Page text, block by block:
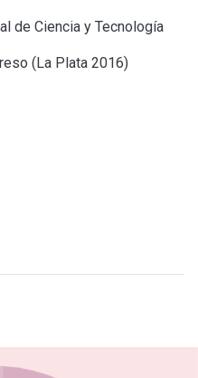
de Ciencia y Tecnología
(La Plata 2016)